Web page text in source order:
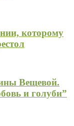
которому
Вещевой.
и голуби”